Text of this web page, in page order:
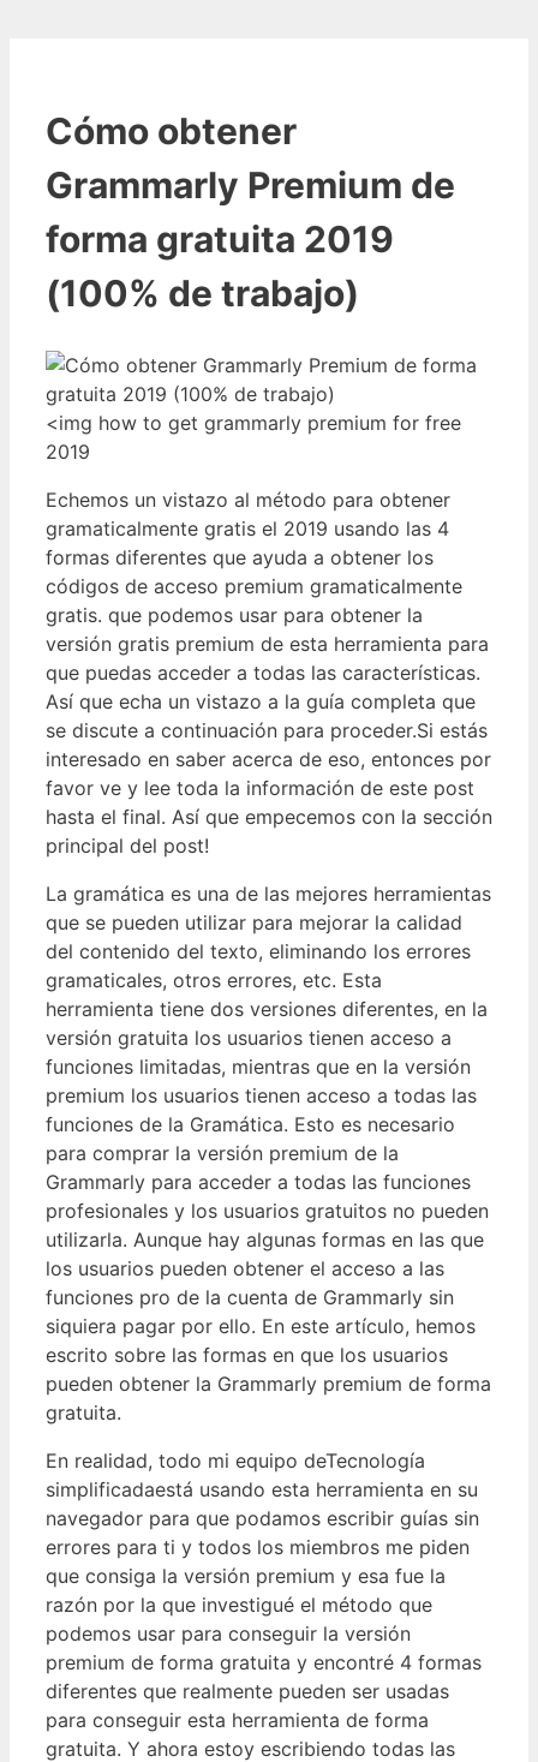
Cómo obtener
Grammarly Premium de
forma gratuita 2019
(100% de trabajo)
<img how to get grammarly premium for free
2019
Echemos un vistazo al método para obtener
gramaticalmente gratis el 2019 usando las 4
formas diferentes que ayuda a obtener los
códigos de acceso premium gramaticalmente
gratis. que podemos usar para obtener la
versión gratis premium de esta herramienta para
que puedas acceder a todas las características.
Así que echa un vistazo a la guía completa que
se discute a continuación para proceder.Si estás
interesado en saber acerca de eso, entonces por
favor ve y lee toda la información de este post
hasta el final. Así que empecemos con la sección
principal del post!
La gramática es una de las mejores herramientas
que se pueden utilizar para mejorar la calidad
del contenido del texto, eliminando los errores
gramaticales, otros errores, etc. Esta
herramienta tiene dos versiones diferentes, en la
versión gratuita los usuarios tienen acceso a
funciones limitadas, mientras que en la versión
premium los usuarios tienen acceso a todas las
funciones de la Gramática. Esto es necesario
para comprar la versión premium de la
Grammarly para acceder a todas las funciones
profesionales y los usuarios gratuitos no pueden
utilizarla. Aunque hay algunas formas en las que
los usuarios pueden obtener el acceso a las
funciones pro de la cuenta de Grammarly sin
siquiera pagar por ello. En este artículo, hemos
escrito sobre las formas en que los usuarios
pueden obtener la Grammarly premium de forma
gratuita.
En realidad, todo mi equipo deTecnología
simplificadaestá usando esta herramienta en su
navegador para que podamos escribir guías sin
errores para ti y todos los miembros me piden
que consiga la versión premium y esa fue la
razón por la que investigué el método que
podemos usar para conseguir la versión
premium de forma gratuita y encontré 4 formas
diferentes que realmente pueden ser usadas
para conseguir esta herramienta de forma
gratuita. Y ahora estoy escribiendo todas las